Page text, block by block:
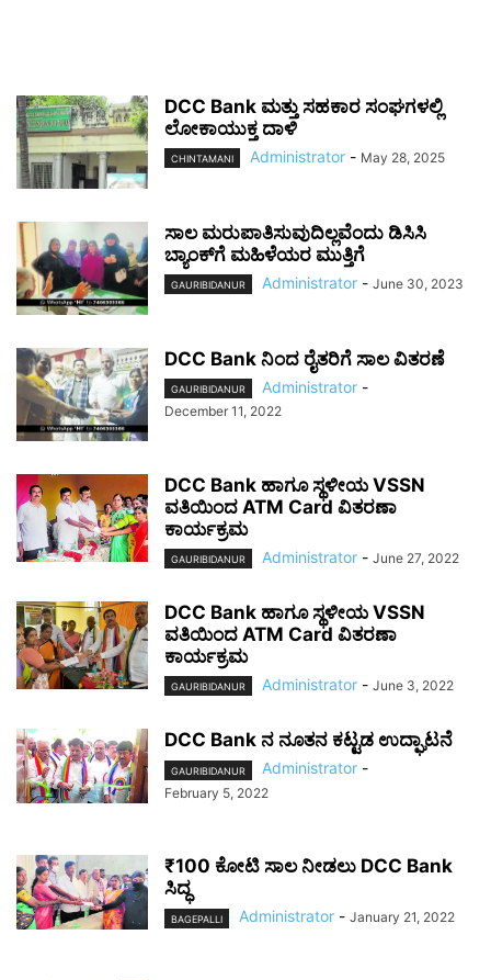
DCC Bank ಮತ್ತು ಸಹಕಾರ ಸಂಘಗಳಲ್ಲಿ
ಲೋಕಾಯುಕ್ತ ದಾಳಿ
CHINTAMANI Administrator - May 28, 2025
ಸಾಲ ಮರುಪಾತಿಸುವುದಿಲ್ಲವೆಂದು ಡಿಸಿಸಿ
ಬ್ಯಾಂಕ್‌ಗೆ ಮಹಿಳೆಯರ ಮುತ್ತಿಗೆ
GAURIBIDANUR Administrator - June 30, 2023
DCC Bank ನಿಂದ ರೈತರಿಗೆ ಸಾಲ ವಿತರಣೆ
GAURIBIDANUR Administrator -
December 11, 2022
DCC Bank ಹಾಗೂ ಸ್ಥಳೀಯ ‌VSSN
ವತಿಯಿಂದ ATM Card ವಿತರಣಾ
ಕಾರ್ಯಕ್ರಮ
GAURIBIDANUR Administrator - June 27, 2022
DCC Bank ಹಾಗೂ ಸ್ಥಳೀಯ ‌VSSN
ವತಿಯಿಂದ ‌ATM Card ವಿತರಣಾ
ಕಾರ್ಯಕ್ರಮ
GAURIBIDANUR Administrator - June 3, 2022
DCC Bank ನ ನೂತನ ಕಟ್ಟಡ ಉದ್ಘಾಟನೆ
GAURIBIDANUR Administrator -
February 5, 2022
₹100 ಕೋಟಿ ಸಾಲ ನೀಡಲು DCC Bank
ಸಿದ್ಧ
BAGEPALLI Administrator - January 21, 2022